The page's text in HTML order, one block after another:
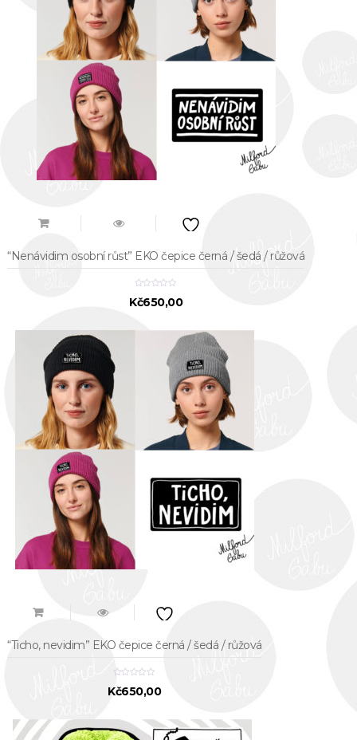
“Nenávidim osobní růst” EKO čepice černá / šedá / růžová
Kč650,00
“Ticho, nevidim” EKO čepice černá / šedá / růžová
Kč650,00